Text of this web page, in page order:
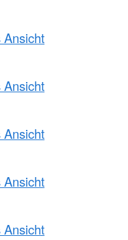
Ansicht
Ansicht
Ansicht
Ansicht
Ansicht